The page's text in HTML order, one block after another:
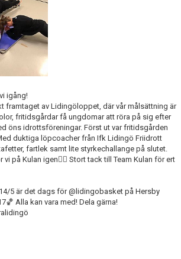
igång!
framtaget av Lidingöloppet, där vår målsättning är
fritidsgårdar få ungdomar att röra på sig efter
öns idrottsföreningar. Först ut var fritidsgården
duktiga löpcoacher från Ifk Lidingö Friidrott
fartlek samt lite styrkechallange på slutet.
på Kulan igen🏃‍♀️ Stort tack till Team Kulan för ert
5 är det dags för @lidingobasket på Hersby
Alla kan vara med! Dela gärna!